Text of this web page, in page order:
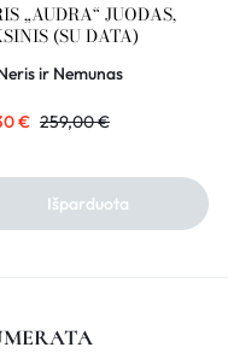
„AUDRA“ JUODAS,
(SU DATA)
ir Nemunas
€ 259,00€
Išparduota